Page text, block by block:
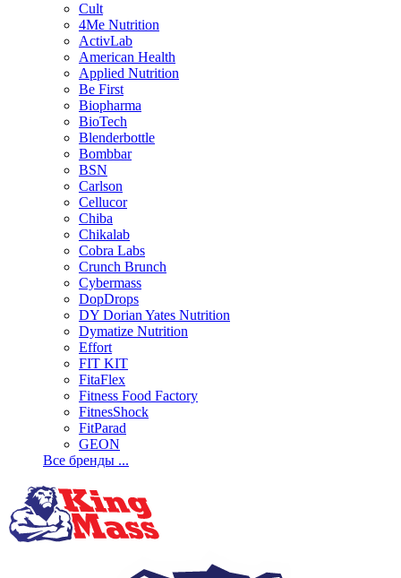
Cult
4Me Nutrition
ActivLab
American Health
Applied Nutrition
Be First
Biopharma
BioTech
Blenderbottle
Bombbar
BSN
Carlson
Cellucor
Chiba
Chikalab
Cobra Labs
Crunch Brunch
Cybermass
DopDrops
DY Dorian Yates Nutrition
Dymatize Nutrition
Effort
FIT KIT
FitaFlex
Fitness Food Factory
FitnesShock
FitParad
GEON
Все бренды ...